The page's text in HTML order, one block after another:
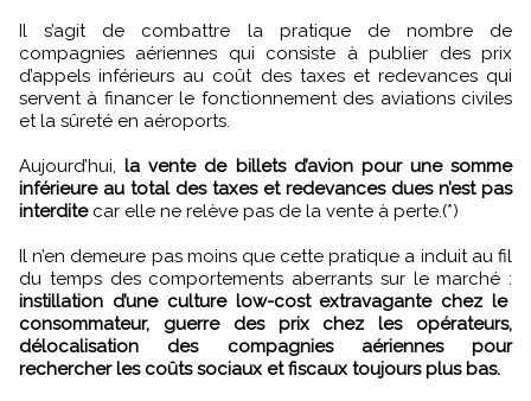
Il s’agit de combattre la pratique de nombre de
compagnies aériennes qui consiste à publier des prix
d’appels inférieurs au coût des taxes et redevances qui
servent à financer le fonctionnement des aviations civiles
et la sûreté en aéroports.
Aujourd’hui, la vente de billets d’avion pour une somme
inférieure au total des taxes et redevances dues n’est pas
interditecar elle ne relève pas de la vente à perte.(*)
Il n’en demeure pas moins que cette pratique a induit au fil
du temps des comportements aberrants sur le marché :
instillation d’une culture low-cost extravagante chez le
consommateur, guerre des prix chez les opérateurs,
délocalisation des compagnies aériennes pour
rechercher les coûts sociaux et fiscaux toujours plus bas.